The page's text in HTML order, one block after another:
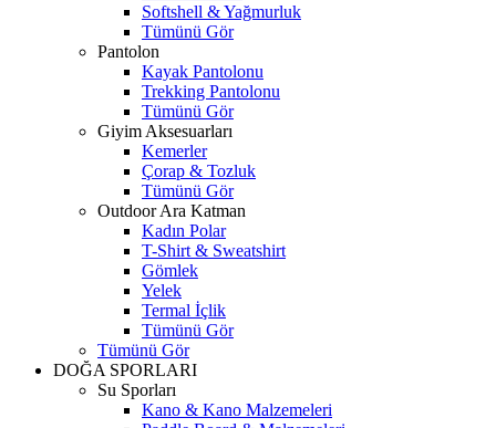
Softshell & Yağmurluk
Tümünü Gör
Pantolon
Kayak Pantolonu
Trekking Pantolonu
Tümünü Gör
Giyim Aksesuarları
Kemerler
Çorap & Tozluk
Tümünü Gör
Outdoor Ara Katman
Kadın Polar
T-Shirt & Sweatshirt
Gömlek
Yelek
Termal İçlik
Tümünü Gör
Tümünü Gör
DOĞA SPORLARI
Su Sporları
Kano & Kano Malzemeleri